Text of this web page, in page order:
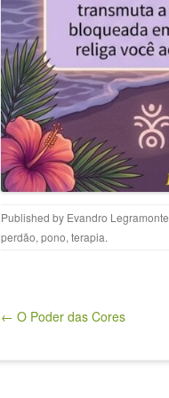
Published by Evandro Legramonte
perdão, pono, terapia.
Post navigation
← O Poder das Cores